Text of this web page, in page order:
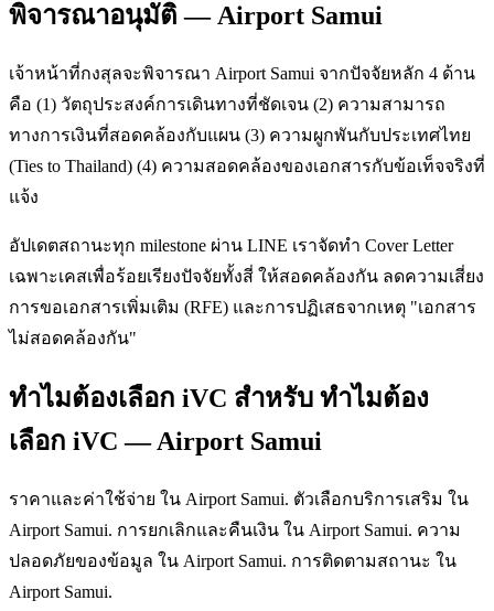
พิจารณาอนุมัติ — Airport Samui
เจ้าหน้าที่กงสุลจะพิจารณา Airport Samui จากปัจจัยหลัก 4 ด้าน
คือ (1) วัตถุประสงค์การเดินทางที่ชัดเจน (2) ความสามารถ
ทางการเงินที่สอดคล้องกับแผน (3) ความผูกพันกับประเทศไทย
(Ties to Thailand) (4) ความสอดคล้องของเอกสารกับข้อเท็จจริงที่
แจ้ง
อัปเดตสถานะทุก milestone ผ่าน LINE เราจัดทำ Cover Letter
เฉพาะเคสเพื่อร้อยเรียงปัจจัยทั้งสี่ ให้สอดคล้องกัน ลดความเสี่ยง
การขอเอกสารเพิ่มเติม (RFE) และการปฏิเสธจากเหตุ "เอกสาร
ไม่สอดคล้องกัน"
ทำไมต้องเลือก iVC สำหรับ ทำไมต้อง
เลือก iVC — Airport Samui
ราคาและค่าใช้จ่าย ใน Airport Samui. ตัวเลือกบริการเสริม ใน
Airport Samui. การยกเลิกและคืนเงิน ใน Airport Samui. ความ
ปลอดภัยของข้อมูล ใน Airport Samui. การติดตามสถานะ ใน
Airport Samui.